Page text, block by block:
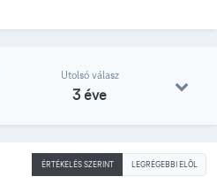
Utolsó válasz
3 éve
ÉRTÉKELÉS SZERINT LEGRÉGEBBI ELÖL